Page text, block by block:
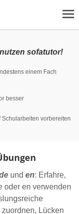
sofatutor!
einem Fach
besser
vorbereiten
und en: Erfahre,
oder en verwenden
Lücken